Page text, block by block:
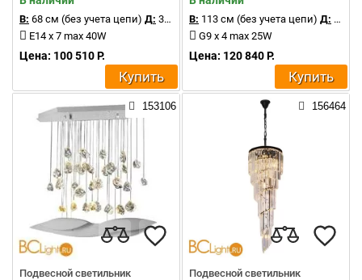
В: 68 см (без учета цепи) Д: 35 см
E14 x 7 max 40W
Цена: 100 510 Р.
Купить
В: 113 см (без учета цепи) Д:
G9 x 4 max 25W
Цена: 120 840 Р.
Купить
153106
Подвесной светильник
156464
Подвесной светильник